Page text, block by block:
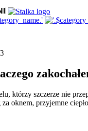
którzy szczerze nie
oknem, przyjemne